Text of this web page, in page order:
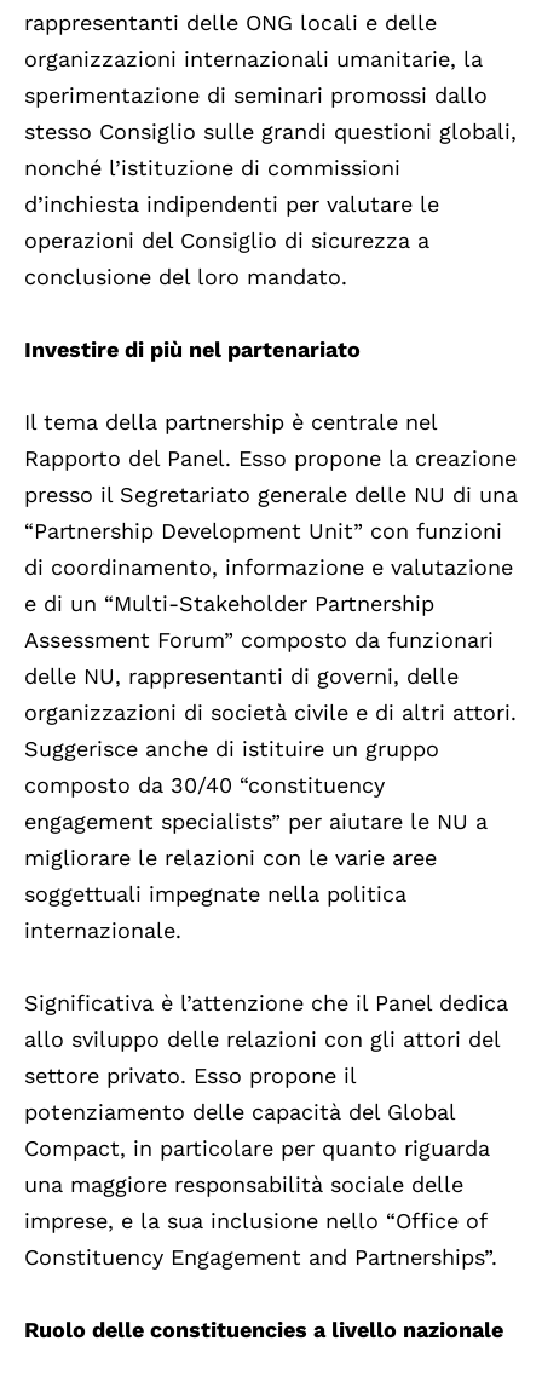
rappresentanti delle ONG locali e delle
organizzazioni internazionali umanitarie, la
sperimentazione di seminari promossi dallo
stesso Consiglio sulle grandi questioni globali,
nonché l’istituzione di commissioni
d’inchiesta indipendenti per valutare le
operazioni del Consiglio di sicurezza a
conclusione del loro mandato.
Investire di più nel partenariato
Il tema della partnership è centrale nel
Rapporto del Panel. Esso propone la creazione
presso il Segretariato generale delle NU di una
“Partnership Development Unit” con funzioni
di coordinamento, informazione e valutazione
e di un “Multi-Stakeholder Partnership
Assessment Forum” composto da funzionari
delle NU, rappresentanti di governi, delle
organizzazioni di società civile e di altri attori.
Suggerisce anche di istituire un gruppo
composto da 30/40 “constituency
engagement specialists” per aiutare le NU a
migliorare le relazioni con le varie aree
soggettuali impegnate nella politica
internazionale.
Significativa è l’attenzione che il Panel dedica
allo sviluppo delle relazioni con gli attori del
settore privato. Esso propone il
potenziamento delle capacità del Global
Compact, in particolare per quanto riguarda
una maggiore responsabilità sociale delle
imprese, e la sua inclusione nello “Office of
Constituency Engagement and Partnerships”.
Ruolo delle constituencies a livello nazionale